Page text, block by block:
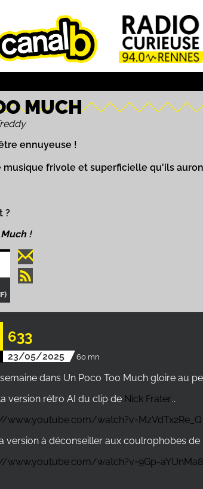
MUCH
ennuyeuse !
musique frivole et superficielle qu'ils
?
!
633
23/05/2025 60 mn
dans Un Poco Too Much gloire au
version rétro AI du clip de Nick Frater...
www.youtube.com/watch?v=MzVdTx2Re_Q
version à déconseiller aux coulrophobes de
www.youtube.com/watch?v=9Gp-aYUnMa8